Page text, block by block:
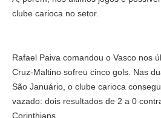
clube carioca no setor.
Rafael Paiva comandou o Vasco nos
Cruz-Maltino sofreu cinco gols. Nas
São Januário, o clube carioca
vazado: dois resultados de 2 a 0
Corinthians.